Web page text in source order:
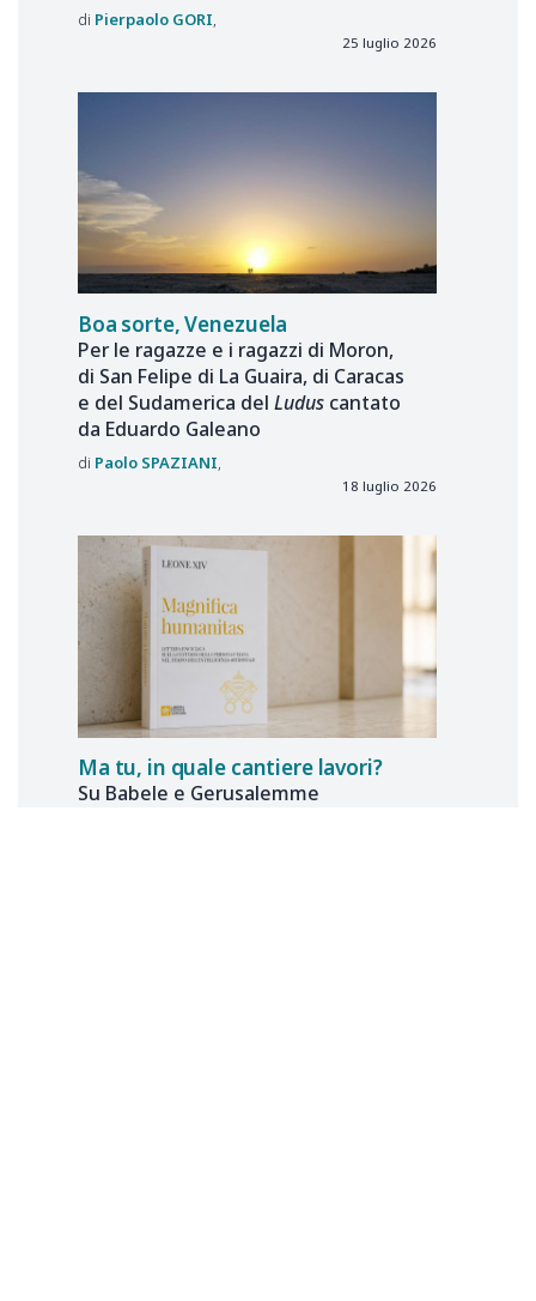
Pierpaolo GORI
25 luglio 2026
Boa sorte, Venezuela
Per le ragazze e i ragazzi di Moron,
di San Felipe di La Guaira, di Caracas
e del Sudamerica del Ludus cantato
da Eduardo Galeano
Paolo SPAZIANI
18 luglio 2026
Ma tu, in quale cantiere lavori?
Su Babele e Gerusalemme